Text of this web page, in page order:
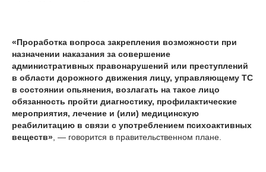
«Проработка вопроса закрепления возможности при
назначении наказания за совершение
административных правонарушений или преступлений
в области дорожного движения лицу, управляющему ТС
в состоянии опьянения, возлагать на такое лицо
обязанность пройти диагностику, профилактические
мероприятия, лечение и (или) медицинскую
реабилитацию в связи с употреблением психоактивных
веществ» , — говорится в правительственном плане.